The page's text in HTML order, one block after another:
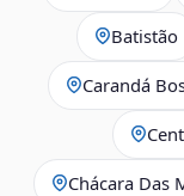
Batistão
Carandá
Chácara Das